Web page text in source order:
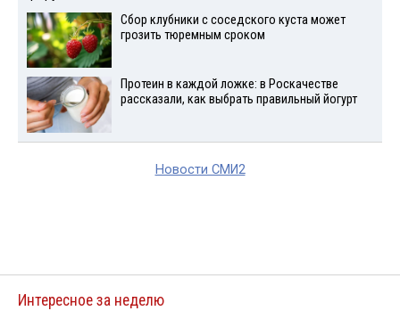
Сбор клубники с соседского куста может
грозить тюремным сроком
Протеин в каждой ложке: в Роскачестве
рассказали, как выбрать правильный йогурт
Новости СМИ2
Интересное за неделю